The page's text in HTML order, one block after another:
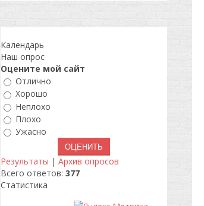
Календарь
Наш опрос
Оцените мой сайт
Отлично
Хорошо
Неплохо
Плохо
Ужасно
Результаты | Архив опросов
Всего ответов: 377
Статистика